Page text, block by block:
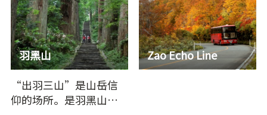
羽黑山
“出羽三山”是山岳信
仰的场所。是羽黑山、
Zao Echo Line